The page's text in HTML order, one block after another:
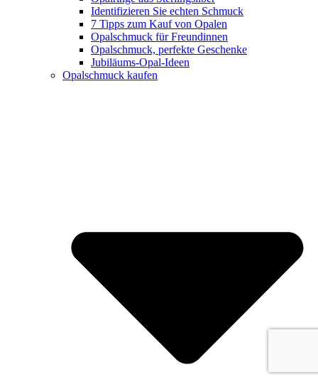
Identifizieren Sie echten Schmuck
7 Tipps zum Kauf von Opalen
Opalschmuck für Freundinnen
Opalschmuck, perfekte Geschenke
Jubiläums-Opal-Ideen
Opalschmuck kaufen